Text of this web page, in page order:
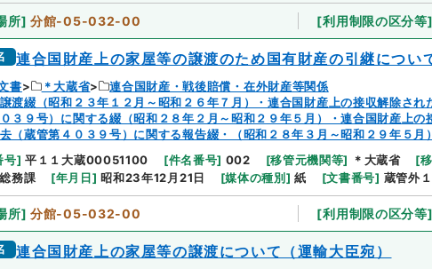
所] 分館-05-032-00 [利用制限の区分等]
連合国財産上の家屋等の譲渡のため国有財産の引継につい
書 ＊大蔵省
連合国財産・戦後賠償・在外財産等関係
渡綴（昭和２３年１２月～昭和２６年７月）・連合国財産上の接収解除され
３９号）に関する綴（昭和２８年２月～昭和２９年５月）・連合国財産上の
（蔵管第４０３９号）に関する報告綴・（昭和２８年３月～昭和２９年５月）
号] 平１１大蔵00051100 [件名番号] 002 [移管元機関等] ＊大蔵省 [
務課
[年月日] 昭和23年12月21日 [媒体の種別 ] 紙 [文書番号] 蔵管外
所] 分館-05-032-00 [利用制限の区分等]
連合国財産上の家屋等の譲渡について（運輸大臣宛）